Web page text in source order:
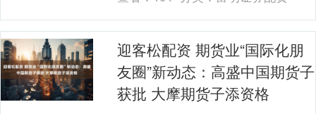
迎客松配资 期货业“国际化朋
友圈”新动态：高盛中国期货子
获批 大摩期货子添资格